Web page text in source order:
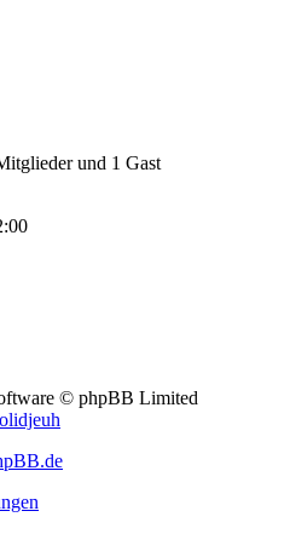
und 1 Gast
© phpBB Limited